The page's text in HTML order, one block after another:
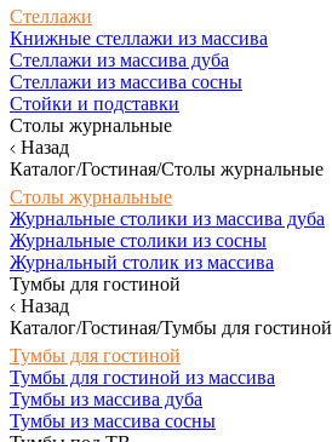
Стеллажи
Книжные стеллажи из массива
Стеллажи из массива дуба
Стеллажи из массива сосны
Стойки и подставки
Столы журнальные
Назад
Каталог/Гостиная/Столы журнальные
Столы журнальные
Журнальные столики из массива дуба
Журнальные столики из сосны
Журнальный столик из массива
Тумбы для гостиной
Назад
Каталог/Гостиная/Тумбы для гостиной
Тумбы для гостиной
Тумбы для гостиной из массива
Тумбы из массива дуба
Тумбы из массива сосны